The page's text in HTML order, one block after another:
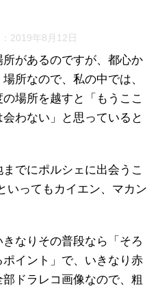
2019年8月12日
があるのですが、都心か
所なので、私の中では、
場所を越すと「もうここ
わない」と思っていると
でにポルシェに出会うこ
いってもカイエン、マカン
なりその普段なら「そろ
イント」で、いきなり赤
ドラレコ画像なので、粗